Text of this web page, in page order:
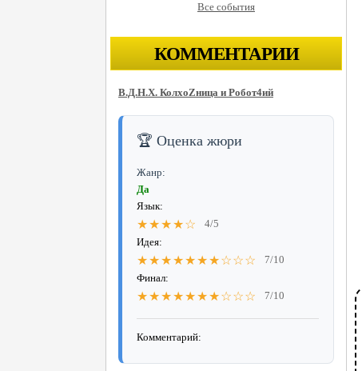
Все события
КОММЕНТАРИИ
В.Д.Н.Х. КолхоZница и Робот4ий
🏆 Оценка жюри
Жанр:
Да
Язык:
★★★★☆
4/5
Идея:
★★★★★★★☆☆☆
7/10
Финал:
★★★★★★★☆☆☆ 7/10
Комментарий: